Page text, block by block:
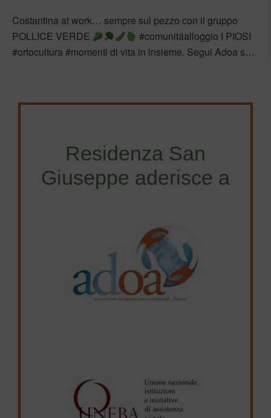
Costantina at work… sempre sul pezzo con il gruppo
POLLICE VERDE
#comunitáalloggio I PIOSI
#ortocultura #momenti di vita in insieme. Segui Adoa su
Residenza San
Giuseppe aderisce a